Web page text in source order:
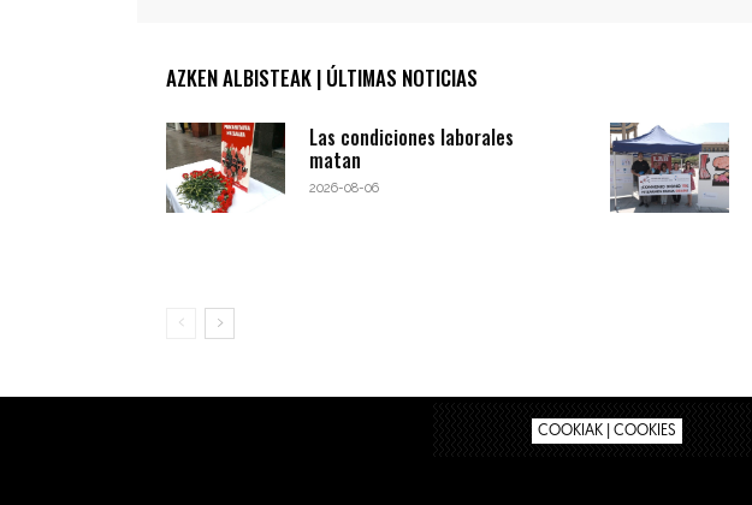
AZKEN ALBISTEAK | ÚLTIMAS NOTICIAS
Las condiciones laborales
matan
2026-08-06
COOKIAK | COOKIES